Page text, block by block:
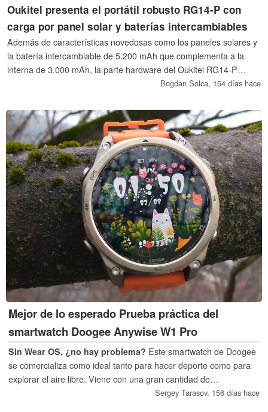
Oukitel presenta el portátil robusto RG14-P con
carga por panel solar y baterías intercambiables
Además de características novedosas como los paneles solares y
la batería intercambiable de 5.200 mAh que complementa a la
interna de 3.000 mAh, la parte hardware del Oukitel RG14-P
integra una CPU Intel Core i7-150U, 16 GB de RAM LPDDR5 y
almacenamiento, además de una pantalla táctil 1080p de 14,1
pulgadas con una webcam de 8 MP acoplable magnéticamente.
Bogdan Solca, 154 días hace
Mejor de lo esperado Prueba práctica del
smartwatch Doogee Anywise W1 Pro
Sin Wear OS, ¿no hay problema? Este smartwatch de Doogee
se comercializa como ideal tanto para hacer deporte como para
explorar el aire libre. Viene con una gran cantidad de
características, incluyendo la reproducción de música sin
Sergey Tarasov, 156 días hace